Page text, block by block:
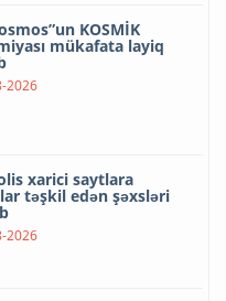
KOSMİK
mükafata layiq
2026
xarici saytlara
təşkil edən şəxsləri
2026